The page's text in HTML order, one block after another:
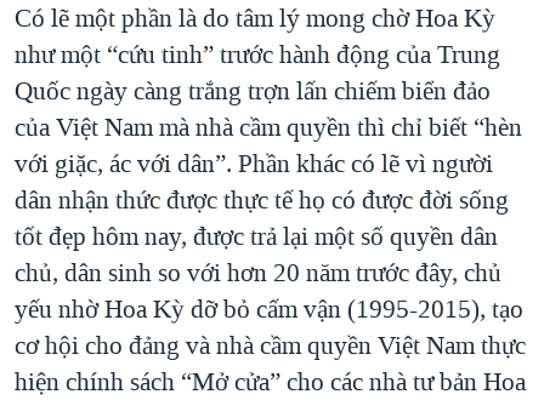
Có lẽ một phần là do tâm lý mong chờ Hoa Kỳ
như một “cứu tinh” trước hành động của Trung
Quốc ngày càng trắng trợn lấn chiếm biển đảo
của Việt Nam mà nhà cầm quyền thì chỉ biết “hèn
với giặc, ác với dân”. Phần khác có lẽ vì người
dân nhận thức được thực tế họ có được đời sống
tốt đẹp hôm nay, được trả lại một số quyền dân
chủ, dân sinh so với hơn 20 năm trước đây, chủ
yếu nhờ Hoa Kỳ dỡ bỏ cấm vận (1995-2015), tạo
cơ hội cho đảng và nhà cầm quyền Việt Nam thực
hiện chính sách “Mở cửa” cho các nhà tư bản Hoa